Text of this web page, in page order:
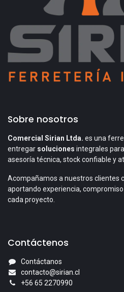
Sobre nosotros
Comercial Sirian Ltda. es una
entregar soluciones integrales
asesoría técnica, stock confiable y
Acompañamos a nuestros clientes
aportando experiencia,
cada proyecto.
Contáctenos
Contáctanos
contacto@sirian.cl
+56 65 2270990